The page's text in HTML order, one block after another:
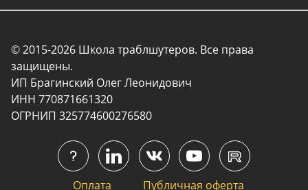
© 2015-2026 Школа траблшутеров. Все права
защищены.
ИП Брагинский Олег Леонидович
ИНН 770871661320
ОГРНИП 325774600276580
Оплата Публичная оферта